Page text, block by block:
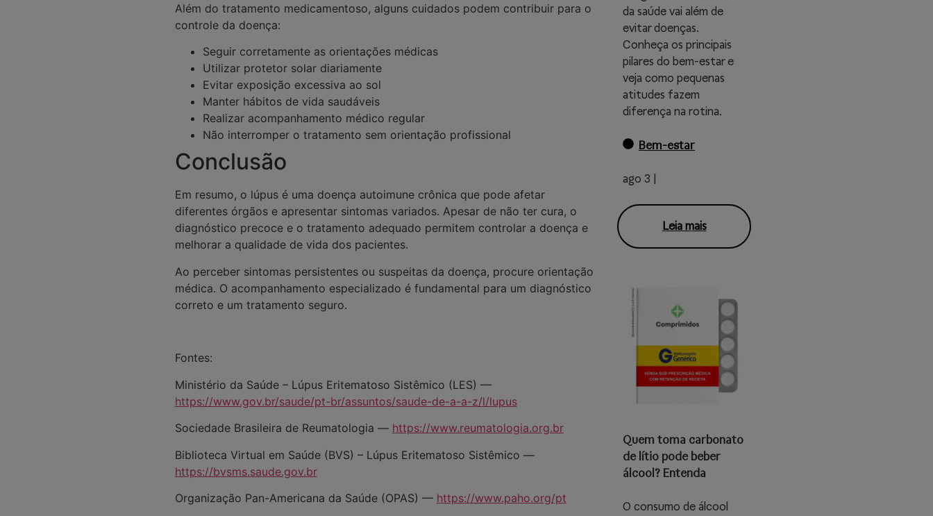
Além do tratamento medicamentoso, alguns cuidados podem contribuir para o
controle da doença:
Seguir corretamente as orientações médicas
Utilizar protetor solar diariamente
Evitar exposição excessiva ao sol
Manter hábitos de vida saudáveis
Realizar acompanhamento médico regular
Não interromper o tratamento sem orientação profissional
Conclusão
Em resumo, o lúpus é uma doença autoimune crônica que pode afetar
diferentes órgãos e apresentar sintomas variados. Apesar de não ter cura, o
diagnóstico precoce e o tratamento adequado permitem controlar a doença e
melhorar a qualidade de vida dos pacientes.
Ao perceber sintomas persistentes ou suspeitas da doença, procure orientação
médica. O acompanhamento especializado é fundamental para um diagnóstico
correto e um tratamento seguro.
Fontes:
Ministério da Saúde – Lúpus Eritematoso Sistêmico (LES) —
https://www.gov.br/saude/pt-br/assuntos/saude-de-a-a-z/l/lupus
Sociedade Brasileira de Reumatologia — https://www.reumatologia.org.br
Biblioteca Virtual em Saúde (BVS) – Lúpus Eritematoso Sistêmico —
https://bvsms.saude.gov.br
Organização Pan-Americana da Saúde (OPAS) — https://www.paho.org/pt
da saúde vai além de
evitar doenças.
Conheça os principais
pilares do bem-estar e
veja como pequenas
atitudes fazem
diferença na rotina.
Bem-estar
ago 3 |
Leia mais
Quem toma carbonato
de lítio pode beber
álcool? Entenda
O consumo de álcool